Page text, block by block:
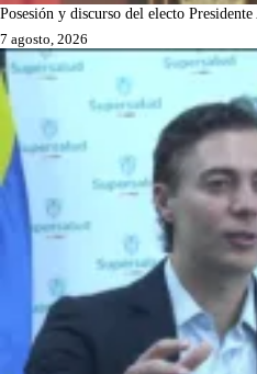
Posesión y discurso del electo
7 agosto, 2026